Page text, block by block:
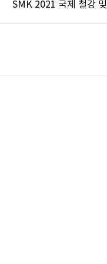
SMK 2021 국제 철강